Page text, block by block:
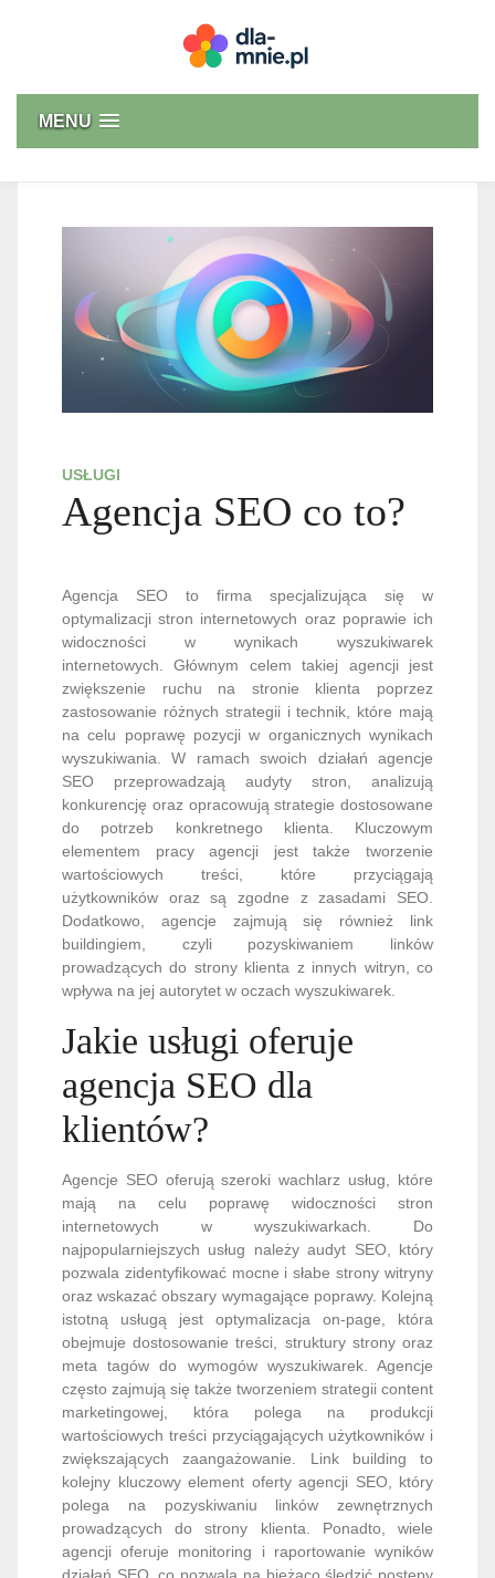
MENU
USŁUGI
Agencja SEO co to?
Agencja SEO to firma specjalizująca się w
optymalizacji stron internetowych oraz poprawie ich
widoczności w wynikach wyszukiwarek
internetowych. Głównym celem takiej agencji jest
zwiększenie ruchu na stronie klienta poprzez
zastosowanie różnych strategii i technik, które mają
na celu poprawę pozycji w organicznych wynikach
wyszukiwania. W ramach swoich działań agencje
SEO przeprowadzają audyty stron, analizują
konkurencję oraz opracowują strategie dostosowane
do potrzeb konkretnego klienta. Kluczowym
elementem pracy agencji jest także tworzenie
wartościowych treści, które przyciągają
użytkowników oraz są zgodne z zasadami SEO.
Dodatkowo, agencje zajmują się również link
buildingiem, czyli pozyskiwaniem linków
prowadzących do strony klienta z innych witryn, co
wpływa na jej autorytet w oczach wyszukiwarek.
Jakie usługi oferuje
agencja SEO dla
klientów?
Agencje SEO oferują szeroki wachlarz usług, które
mają na celu poprawę widoczności stron
internetowych w wyszukiwarkach. Do
najpopularniejszych usług należy audyt SEO, który
pozwala zidentyfikować mocne i słabe strony witryny
oraz wskazać obszary wymagające poprawy. Kolejną
istotną usługą jest optymalizacja on-page, która
obejmuje dostosowanie treści, struktury strony oraz
meta tagów do wymogów wyszukiwarek. Agencje
często zajmują się także tworzeniem strategii content
marketingowej, która polega na produkcji
wartościowych treści przyciągających użytkowników i
zwiększających zaangażowanie. Link building to
kolejny kluczowy element oferty agencji SEO, który
polega na pozyskiwaniu linków zewnętrznych
prowadzących do strony klienta. Ponadto, wiele
agencji oferuje monitoring i raportowanie wyników